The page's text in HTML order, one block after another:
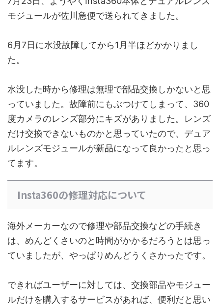
モジュールが佐川急便で送られてきました。
6月7日に水没故障してから1月半ほどかかりまし
た。
水没した時から修理は無理で部品交換しかないと思
っていました。故障前にもぶつけてしまって、360
度カメラのレンズ部分にキズがありました。レンズ
だけ交換できないものかと思っていたので、デュア
ルレンズモジュールが新品になって良かったと思っ
てます。
Insta360の修理対応について
海外メーカーなので修理や部品交換などの手続き
は、めんどくさいのと時間がかかるだろうとは思っ
ていましたが、やっぱりめんどうくさかったです。
できればユーザーに対しては、交換部品やモジュー
ルだけを購入するサービスがあれば、便利だと思い